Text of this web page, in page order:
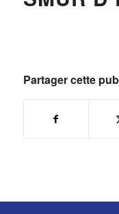
Partager cette